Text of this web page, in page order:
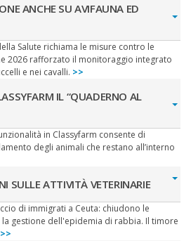
ANCHE SU AVIFAUNA ED
Salute richiama le misure contro le
2026 rafforzato il monitoraggio integrato
e nei cavalli. >>
IL “QUADERNO AL
in Classyfarm consente di
degli animali che restano all’interno
SULLE ATTIVITÀ VETERINARIE
di immigrati a Ceuta: chiudono le
la gestione dell'epidemia di rabbia. Il timore
>>